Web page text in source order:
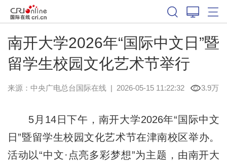
南开大学2026年“国际中文日”暨
留学生校园文化艺术节举行
来源：中央广电总台国际在线| 2026-05-15 11:22:32 3.9万
5月14日下午，南开大学2026年“国际中文
日”暨留学生校园文化艺术节在津南校区举办。
活动以“中文·点亮多彩梦想”为主题，由南开大